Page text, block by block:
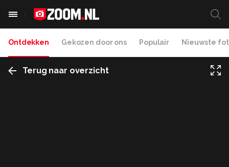
Ontdekken Gekozen door ons Populair Nieuwste
Terug naar overzicht